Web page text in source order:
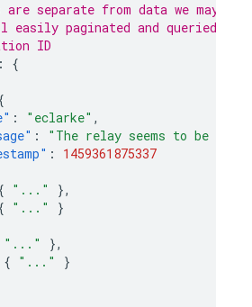
are separate from data we may
paginated and queried, and
ID
:
{
: "eclarke" ,
:
"The relay seems to be
:
1459361875337
"..."
},
"..."
}
"..."
},
{ "..."
}